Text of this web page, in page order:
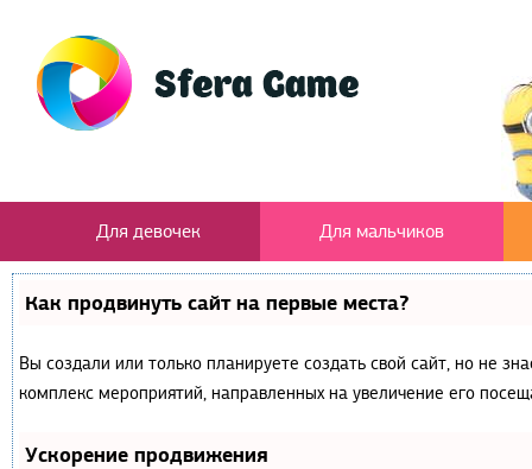
Для девочек Для мальчиков
Как продвинуть сайт на первые места?
Вы создали или только планируете создать свой сайт, но не
комплекс мероприятий, направленных на увеличение его
Ускорение продвижения